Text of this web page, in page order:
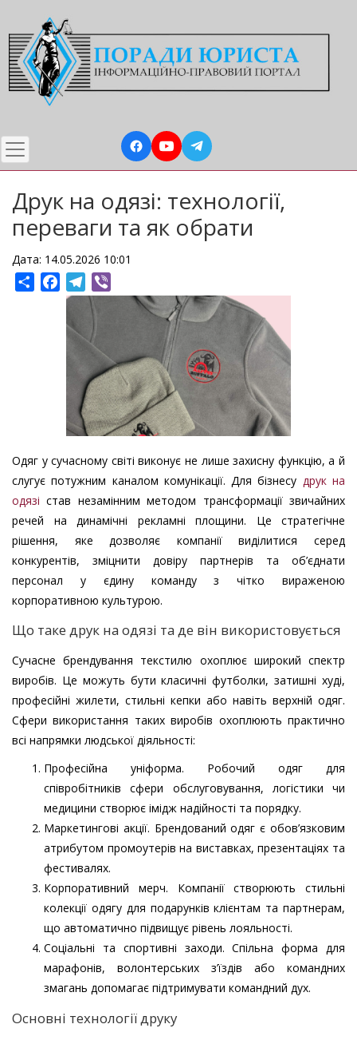
до
основного
вмісту
Друк на одязі: технології,
переваги та як обрати
Дата: 14.05.2026 10:01
ShareFacebookTelegram
Одяг у сучасному світі виконує не лише захисну функцію, а й
слугує потужним каналом комунікації. Для бізнесу друк на
одязі став незамінним методом трансформації звичайних
речей на динамічні рекламні площини. Це стратегічне
рішення, яке дозволяє компанії виділитися серед
конкурентів, зміцнити довіру партнерів та об’єднати
персонал у єдину команду з чітко вираженою
корпоративною культурою.
Що таке друк на одязі та де він використовується
Сучасне брендування текстилю охоплює широкий спектр
виробів. Це можуть бути класичні футболки, затишні худі,
професійні жилети, стильні кепки або навіть верхній одяг.
Сфери використання таких виробів охоплюють практично
всі напрямки людської діяльності:
Професійна уніформа. Робочий одяг для
співробітників сфери обслуговування, логістики чи
медицини створює імідж надійності та порядку.
Маркетингові акції. Брендований одяг є обов’язковим
атрибутом промоутерів на виставках, презентаціях та
фестивалях.
Корпоративний мерч. Компанії створюють стильні
колекції одягу для подарунків клієнтам та партнерам,
що автоматично підвищує рівень лояльності.
Соціальні та спортивні заходи. Спільна форма для
марафонів, волонтерських з’їздів або командних
змагань допомагає підтримувати командний дух.
Основні технології друку